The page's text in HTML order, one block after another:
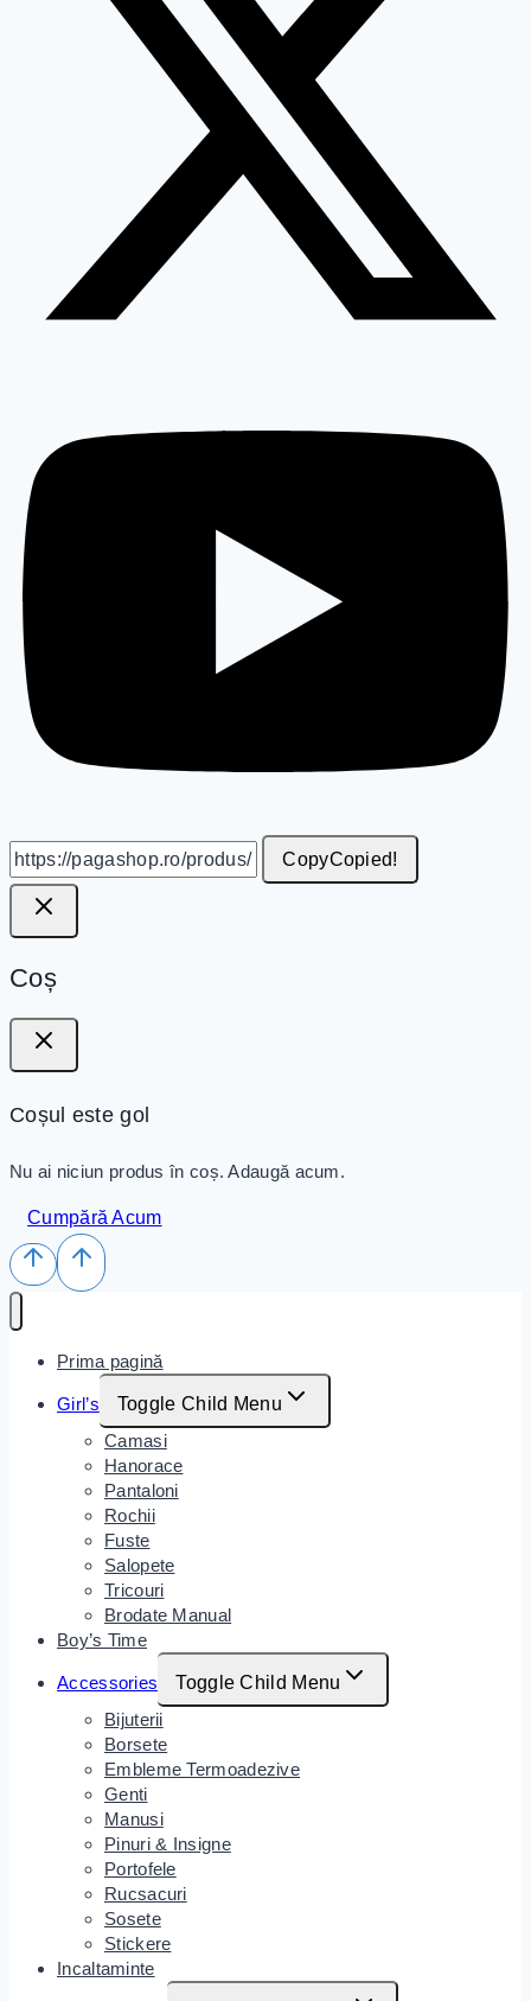
CopyCopied!
Coș
Coșul este gol
Nu ai niciun produs în coș. Adaugă acum.
Cumpără Acum
Prima pagină
Girl’s
Toggle Child Menu
Camasi
Hanorace
Pantaloni
Rochii
Fuste
Salopete
Tricouri
Brodate Manual
Boy’s Time
Accessories
Toggle Child Menu
Bijuterii
Borsete
Embleme Termoadezive
Genti
Manusi
Pinuri & Insigne
Portofele
Rucsacuri
Sosete
Stickere
Incaltaminte